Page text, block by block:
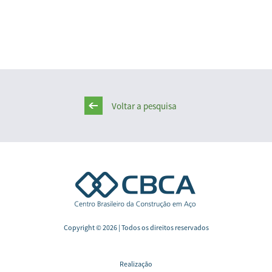
Voltar a pesquisa
Copyright © 2026 | Todos os direitos reservados
Realização